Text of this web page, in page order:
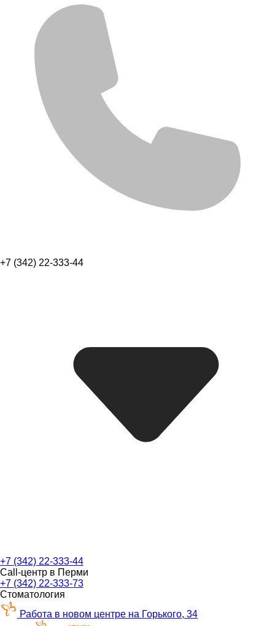
+7 (342) 22-333-44
+7 (342) 22-333-44
Call-центр в Перми
+7 (342) 22-333-73
Стоматология
Работа в новом центре на Горького, 34